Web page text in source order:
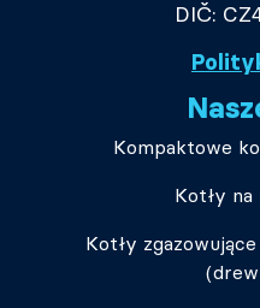
DIČ:
Kompaktowe
Kotły
Kotły